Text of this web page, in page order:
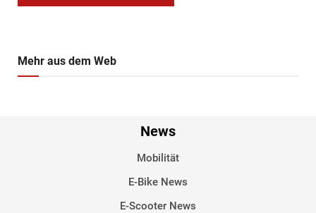
Mehr aus dem Web
News
Mobilität
E-Bike News
E-Scooter News